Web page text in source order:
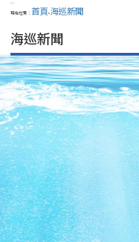
:::
現在位置： 首頁>海巡新聞
海巡新聞